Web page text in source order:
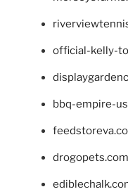
official-kelly-
bbq-empire-
drogopets.com